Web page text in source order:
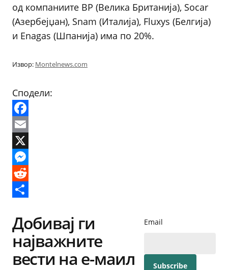
од компаниите BP (Велика Британија), Socar
(Азербејџан), Snam (Италија), Fluxys (Белгија)
и Enagas (Шпанија) има по 20%.
Извор: Montelnews.com
Сподели:
Facebook
Email
X
Messenger
Reddit
Добивај ги
најважните
вести на е-маил
Email